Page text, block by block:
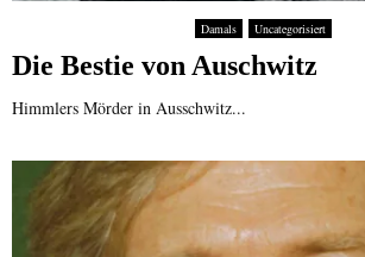
Damals Uncategorisiert
Die Bestie von Auschwitz
Himmlers Mörder in Ausschwitz...